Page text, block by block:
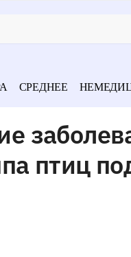
СРЕДНЕЕ
птиц